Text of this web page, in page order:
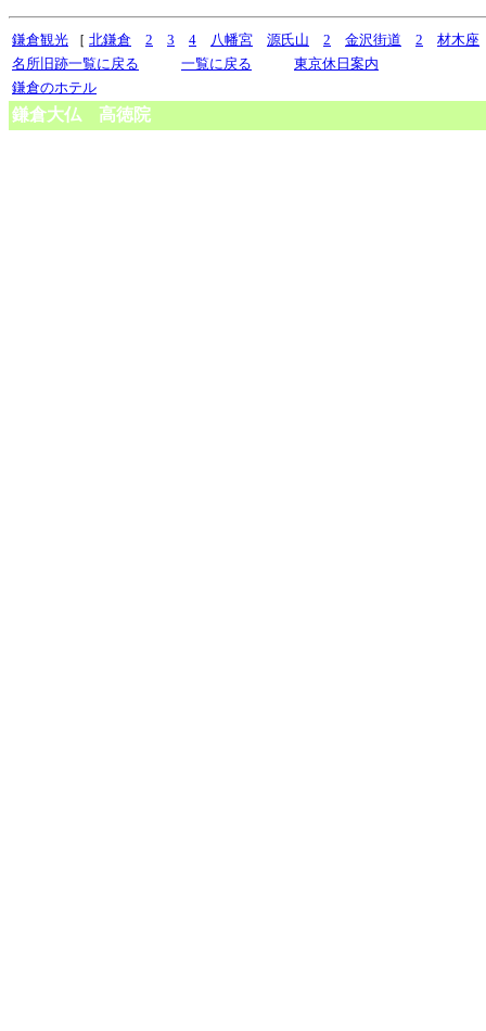
鎌倉観光 ［ 北鎌倉 2 3 4 八幡宮 源氏山 2 金沢街道 2
材木座
名所旧跡一覧に戻る
一覧に戻る
東京休日案内
鎌倉のホテル
鎌倉大仏 高徳院